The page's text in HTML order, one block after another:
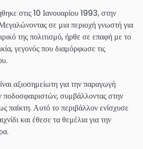
στις 10 Ιανουαρίου 1993, στην
σε μια περιοχή γνωστή για
της πολιτισμό, ήρθε σε επαφή με το
γεγονός που διαμόρφωσε τις
αξιοσημείωτη για την παραγωγή
συμβάλλοντας στην
παίκτη. Αυτό το περιβάλλον ενίσχυσε
και έθεσε τα θεμέλια για την